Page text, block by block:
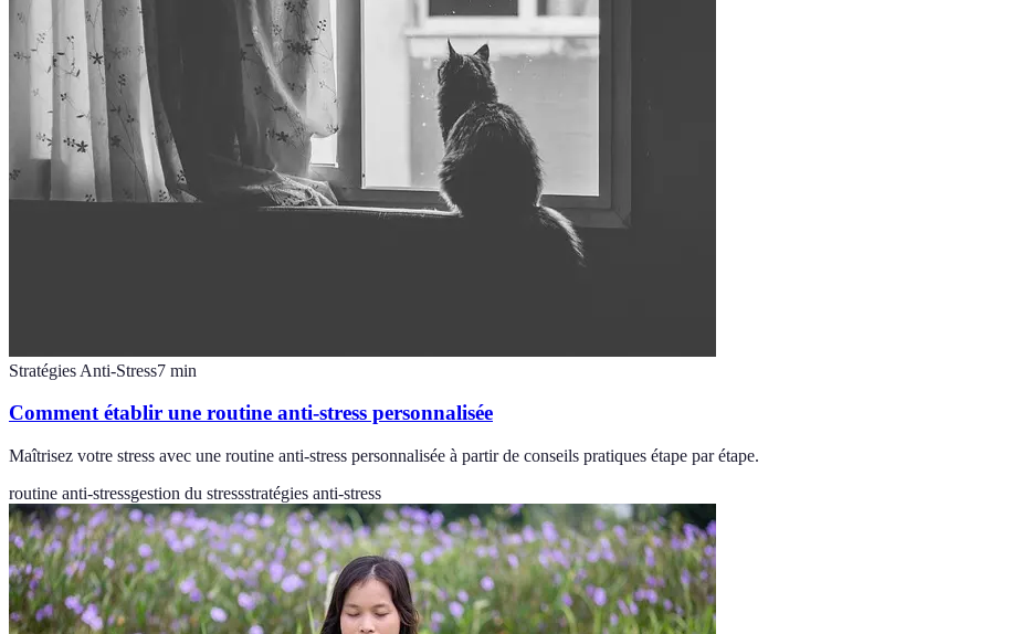
Stratégies Anti-Stress7 min
Comment établir une routine anti-stress personnalisée
Maîtrisez votre stress avec une routine anti-stress personnalisée à partir de conseils pratiques étape par étape.
routine anti-stressgestion du stressstratégies anti-stress